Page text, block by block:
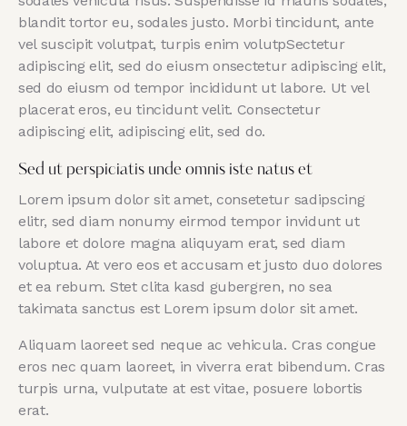
blandit tortor eu, sodales justo. Morbi tincidunt, ante
vel suscipit volutpat, turpis enim volutpSectetur
adipiscing elit, sed do eiusm onsectetur adipiscing elit,
sed do eiusm od tempor incididunt ut labore. Ut vel
placerat eros, eu tincidunt velit. Consectetur
adipiscing elit, adipiscing elit, sed do.
Sed ut perspiciatis unde omnis iste natus et
Lorem ipsum dolor sit amet, consetetur sadipscing
elitr, sed diam nonumy eirmod tempor invidunt ut
labore et dolore magna aliquyam erat, sed diam
voluptua. At vero eos et accusam et justo duo dolores
et ea rebum. Stet clita kasd gubergren, no sea
takimata sanctus est Lorem ipsum dolor sit amet.
Aliquam laoreet sed neque ac vehicula. Cras congue
eros nec quam laoreet, in viverra erat bibendum. Cras
turpis urna, vulputate at est vitae, posuere lobortis
erat.